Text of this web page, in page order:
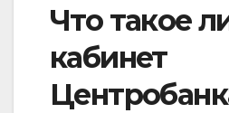
Что такое
кабинет